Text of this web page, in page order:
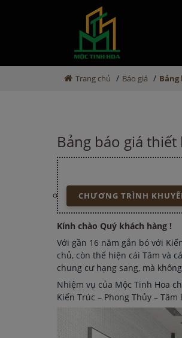
Trang chủ / Báo giá / Bảng
Bảng báo giá
CHƯƠNG TRÌNH
Kính chào Quý khách hàng !
Với gần 16 năm gắn bó với
chủ, còn thể hiện cái Tâm và
chung cư hạng sang, mà
Nhiệm vụ của Mộc Tinh Hoa
Kiến Trúc – Phong Thủy – Tâm